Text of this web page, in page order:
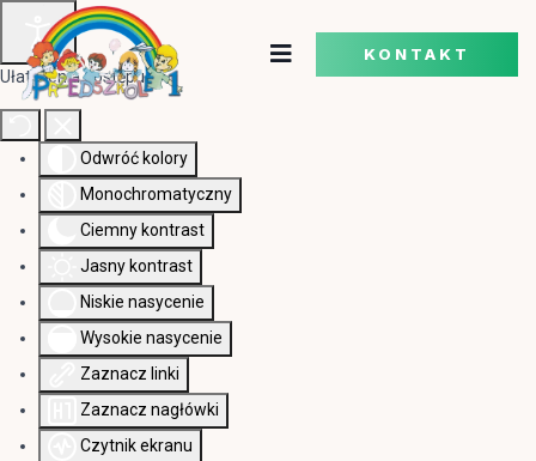
Ułatwienia dostępu
Odwróć kolory
Monochromatyczny
Ciemny kontrast
Jasny kontrast
Niskie nasycenie
Wysokie nasycenie
Zaznacz linki
Zaznacz nagłówki
Czytnik ekranu
KONTAKT